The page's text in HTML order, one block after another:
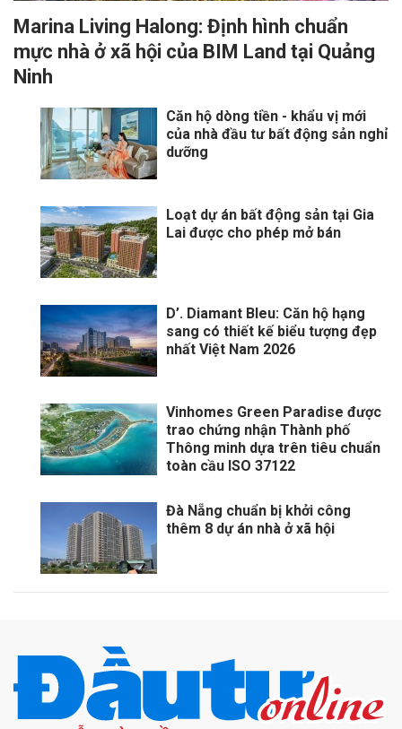
Marina Living Halong: Định hình chuẩn
mực nhà ở xã hội của BIM Land tại Quảng
Ninh
Căn hộ dòng tiền - khẩu vị mới
của nhà đầu tư bất động sản nghỉ
dưỡng
Loạt dự án bất động sản tại Gia
Lai được cho phép mở bán
D’. Diamant Bleu: Căn hộ hạng
sang có thiết kế biểu tượng đẹp
nhất Việt Nam 2026
Vinhomes Green Paradise được
trao chứng nhận Thành phố
Thông minh dựa trên tiêu chuẩn
toàn cầu ISO 37122
Đà Nẵng chuẩn bị khởi công
thêm 8 dự án nhà ở xã hội